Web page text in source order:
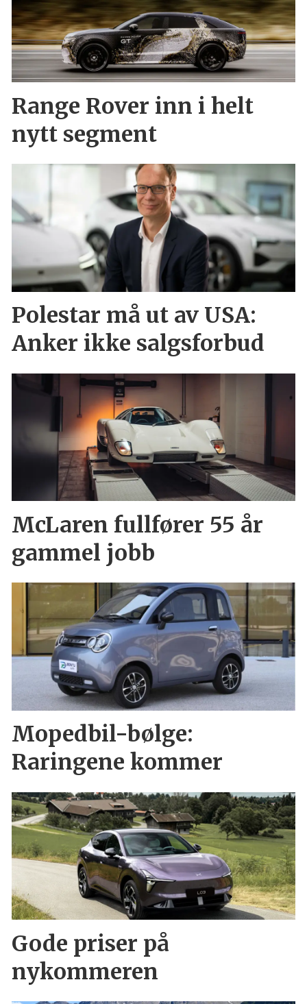
Range Rover inn i helt
nytt segment
Polestar må ut av USA:
Anker ikke salgsforbud
McLaren fullfører 55 år
gammel jobb
Mopedbil-bølge:
Raringene kommer
Gode priser på
nykommeren